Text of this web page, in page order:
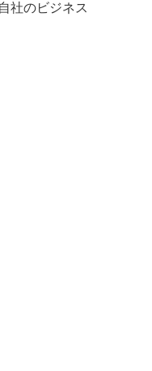
社のビジネス